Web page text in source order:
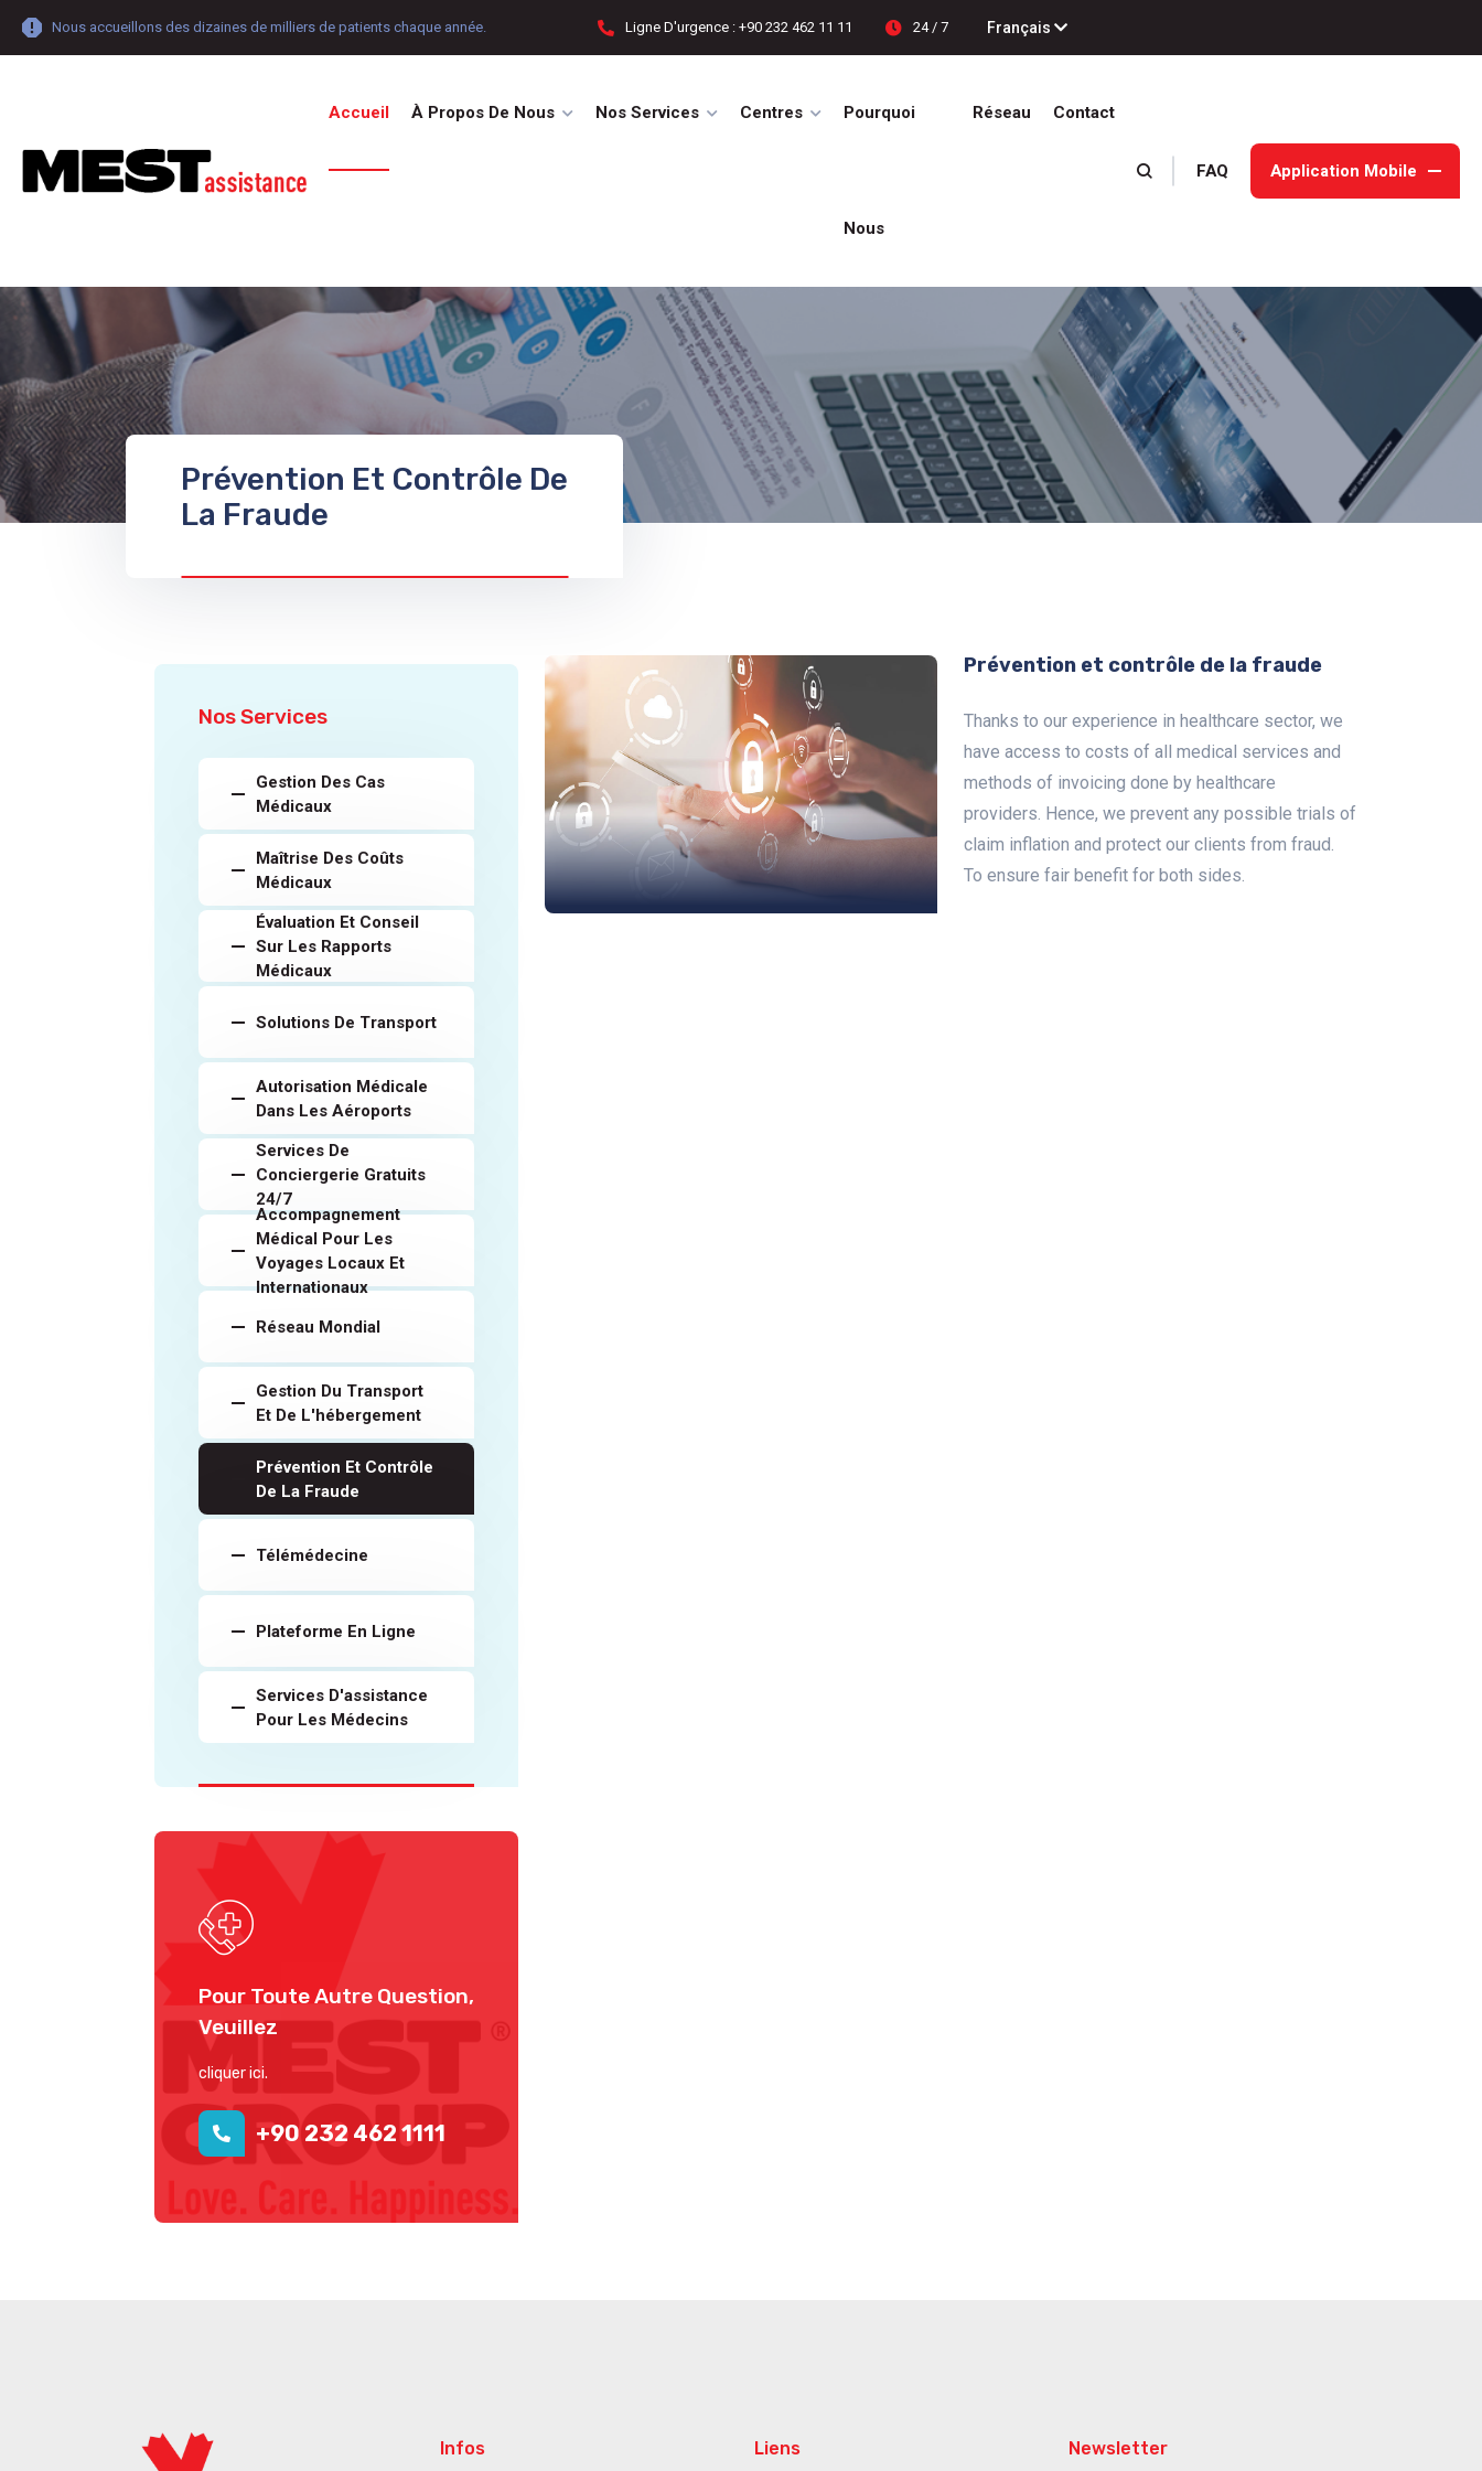
Nous accueillons des dizaines de milliers de patients chaque année. Ligne D'urgence : +90 232 462 11 11 24 / 7 Français
Accueil À Propos De Nous Nos Services Centres Pourquoi
Nous
Réseau Contact
FAQ Application Mobile
Prévention Et Contrôle De
La Fraude
Nos Services
Gestion Des Cas
Médicaux
Maîtrise Des Coûts
Médicaux
Évaluation Et Conseil
Sur Les Rapports
Médicaux
Solutions De Transport
Autorisation Médicale
Dans Les Aéroports
Services De
Conciergerie Gratuits
24/7
Accompagnement
Médical Pour Les
Voyages Locaux Et
Internationaux
Réseau Mondial
Gestion Du Transport
Et De L'hébergement
Prévention Et Contrôle
De La Fraude
Télémédecine
Plateforme En Ligne
Services D'assistance
Pour Les Médecins
Pour Toute Autre Question,
Veuillez
cliquer ici.
+90 232 462 1111
Prévention et contrôle de la fraude
Thanks to our experience in healthcare sector, we
have access to costs of all medical services and
methods of invoicing done by healthcare
providers. Hence, we prevent any possible trials of
claim inflation and protect our clients from fraud.
To ensure fair benefit for both sides.
Infos Liens Newsletter